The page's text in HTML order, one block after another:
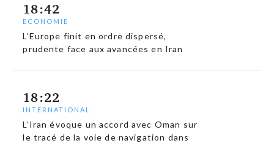
18:42
ECONOMIE
L’Europe finit en ordre dispersé,
prudente face aux avancées en Iran
18:22
INTERNATIONAL
L’Iran évoque un accord avec Oman sur
le tracé de la voie de navigation dans